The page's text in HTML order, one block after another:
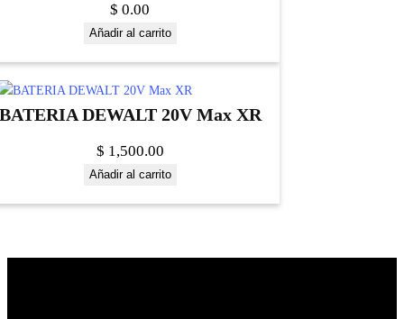
$ 0.00
Añadir al carrito
DEWALT 20V Max XR
$ 1,500.00
Añadir al carrito